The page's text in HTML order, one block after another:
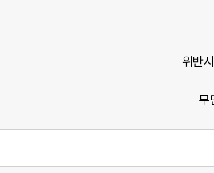
위반
무